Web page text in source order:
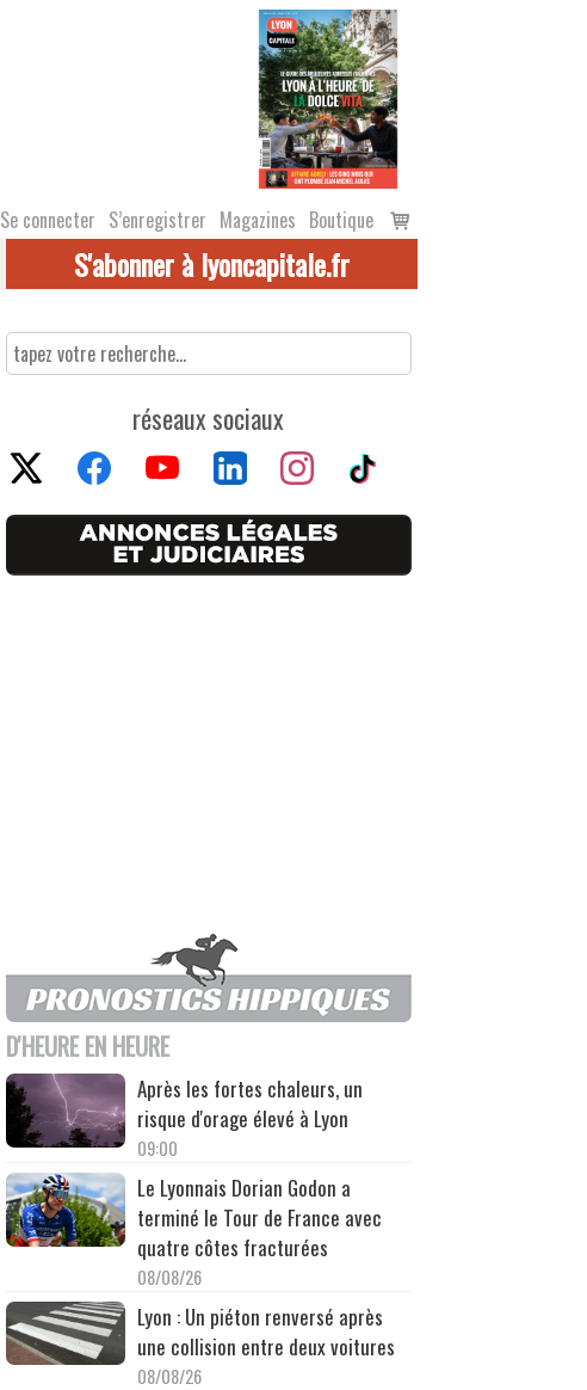
Se connecter S’enregistrer Magazines Boutique
Voir
le
S'abonner à lyoncapitale.fr
réseaux sociaux
D'HEURE EN HEURE
Après les fortes chaleurs, un
risque d'orage élevé à Lyon
09:00
Le Lyonnais Dorian Godon a
terminé le Tour de France avec
quatre côtes fracturées
08/08/26
Lyon : Un piéton renversé après
une collision entre deux voitures
08/08/26